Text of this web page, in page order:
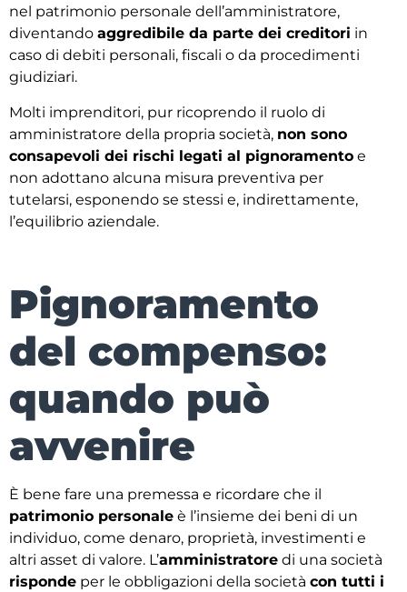
nel patrimonio personale dell’amministratore,
diventando aggredibile da parte dei creditori in
caso di debiti personali, fiscali o da procedimenti
giudiziari.
Molti imprenditori, pur ricoprendo il ruolo di
amministratore della propria società, non sono
consapevoli dei rischi legati al pignoramento e
non adottano alcuna misura preventiva per
tutelarsi, esponendo se stessi e, indirettamente,
l’equilibrio aziendale.
Pignoramento
del compenso:
quando può
avvenire
È bene fare una premessa e ricordare che il
patrimonio personale è l’insieme dei beni di un
individuo, come denaro, proprietà, investimenti e
altri asset di valore. L’amministratore di una società
risponde per le obbligazioni della società con tutti i